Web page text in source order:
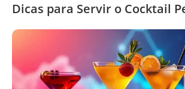
Dicas para Servir o Cocktail